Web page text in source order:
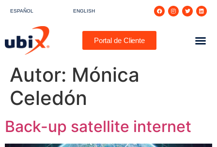
ESPAÑOL ENGLISH
Portal de Cliente
Autor: Mónica
Celedón
Back-up satellite internet